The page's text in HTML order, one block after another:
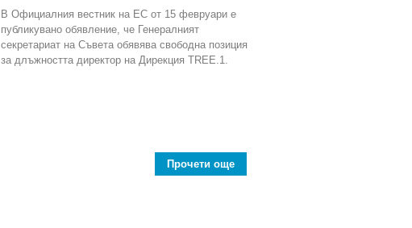
В Официалния вестник на ЕС от 15 февруари е
публикувано обявление, че Генералният
секретариат на Съвета обявява свободна позиция
за длъжността директор на Дирекция TREE.1.
Прочети още